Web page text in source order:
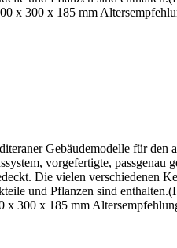
x 300 x 185 mm
Gebäudemodelle für
vorgefertigte, passgenau
Die vielen verschiedenen
und Pflanzen sind
300 x 185 mm